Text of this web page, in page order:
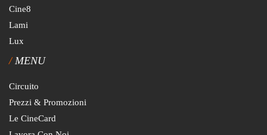
Cine8
Lami
Lux
MENU
Circuito
Prezzi & Promozioni
Le CineCard